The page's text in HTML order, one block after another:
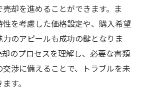
却を進めることができます。ま
を考慮した価格設定や、購入希望
のアピールも成功の鍵となりま
のプロセスを理解し、必要な書類
渉に備えることで、トラブルを未
す。